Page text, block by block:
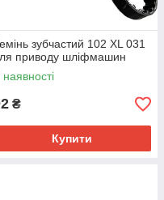
зубчастий 102 XL 031
приводу шліфмашин
наявності
₴
Купити